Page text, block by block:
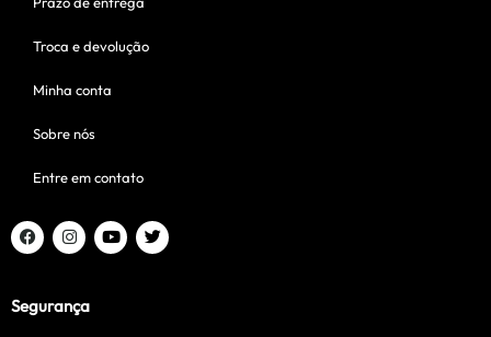
Troca e devolução
Minha conta
Sobre nós
Entre em contato
Segurança